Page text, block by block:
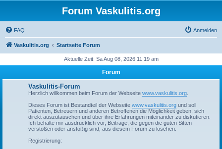
Forum Vaskulitis.org
FAQ Anmelden
Vaskulitis.org Startseite Forum
Aktuelle Zeit: Sa Aug 08, 2026 11:19 am
Forum
Vaskulitis-Forum
Herzlich willkommen beim Forum der Webseite www.vaskulitis.org
Dieses Forum ist Bestandteil der Webseite www.vaskulitis.org und soll
Patienten, Betreuern und anderen Betroffenen die Möglichkeit geben, sich
direkt auszutauschen und über ihre Erfahrungen miteinander zu diskutieren.
Ich behalte mir ausdrücklich vor, Beiträge, die gegen die guten Sitten
verstoßen oder anstößig sind, aus diesem Forum zu löschen.
Registrierung: